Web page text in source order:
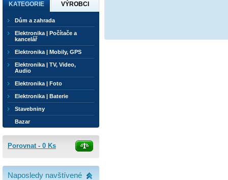
KATEGORIE VÝROBCI
Dům a zahrada
Elektronika | Počítače a
kancelář
Elektronika | Mobily, GPS
Elektronika | TV, Video,
Audio
Elektronika | Foto
Elektronika | Baterie
Stavebniny
Bazar
Porovnat - 0 Ks
Naposledy navštívené